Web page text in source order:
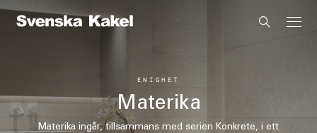
ENIGHET
Materika
Materika ingår, tillsammans med serien Konkrete, i ett